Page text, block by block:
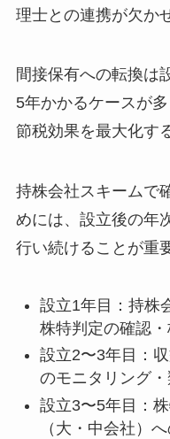
理士との連携が欠か
間接保有への転換は
5年かかるケースが
節税効果を最大化す
持株会社スキームで
めには、設立後の年
行い続けることが重
設立1年目：持株
株特判定の確認
設立2〜3年目：
のモニタリング
設立3〜5年目：
（大・中会社）